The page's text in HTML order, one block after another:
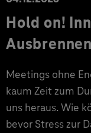
Hold on!
Meetings ohne
kaum Zeit zum
uns heraus. Wie
bevor Stress zur